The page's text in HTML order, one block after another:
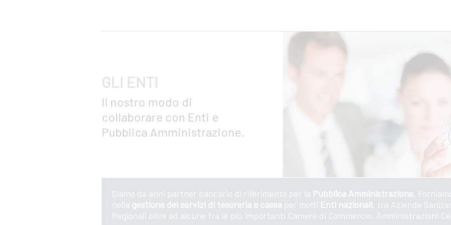
GLI ENTI
Il nostro modo di
collaborare con Enti e
Pubblica Amministrazione.
Siamo da anni partner bancario di riferimento per la Pubblica Amministrazione .
nella gestione dei servizi di tesoreria e cassa per molti Enti nazionali, tra Aziende
Regionali oltre ad alcune fra le più importanti Camere di Commercio, Amministrazioni